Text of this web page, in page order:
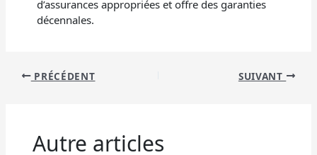
d’assurances appropriées et offre des garanties
décennales.
PRÉCÉDENT SUIVANT
Autre articles